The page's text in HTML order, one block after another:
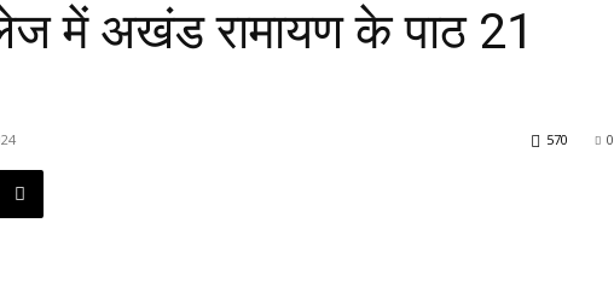
में अखंड रामायण के पाठ 21
0
570